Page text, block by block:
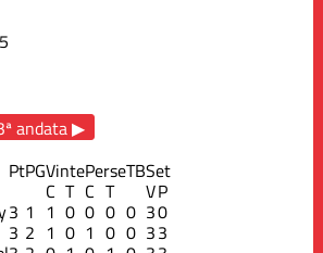
andata ▶
PtPGVintePerseTBSet
C T C T VP
3 1 1 0 0 0 0 30
3 2 1 0 1 0 0 33